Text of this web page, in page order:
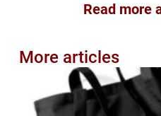
Read more
More articles